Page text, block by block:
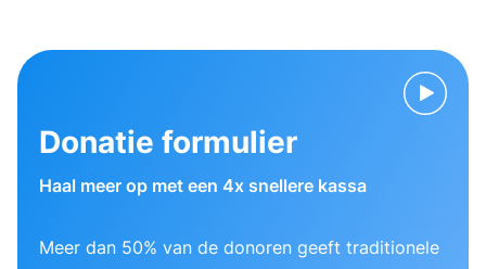
Donatie formulier
Haal meer op met een 4x snellere kassa
Meer dan 50% van de donoren geeft traditionele